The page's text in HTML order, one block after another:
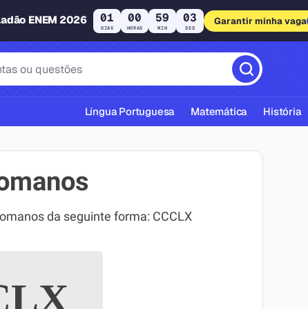
ENEM 2026 01
DIAS
00
HORAS
59
MIN
02
SEG
Garantir minha vaga
ABNT
Língua Portuguesa Matemática História
da seguinte forma: CCCLX